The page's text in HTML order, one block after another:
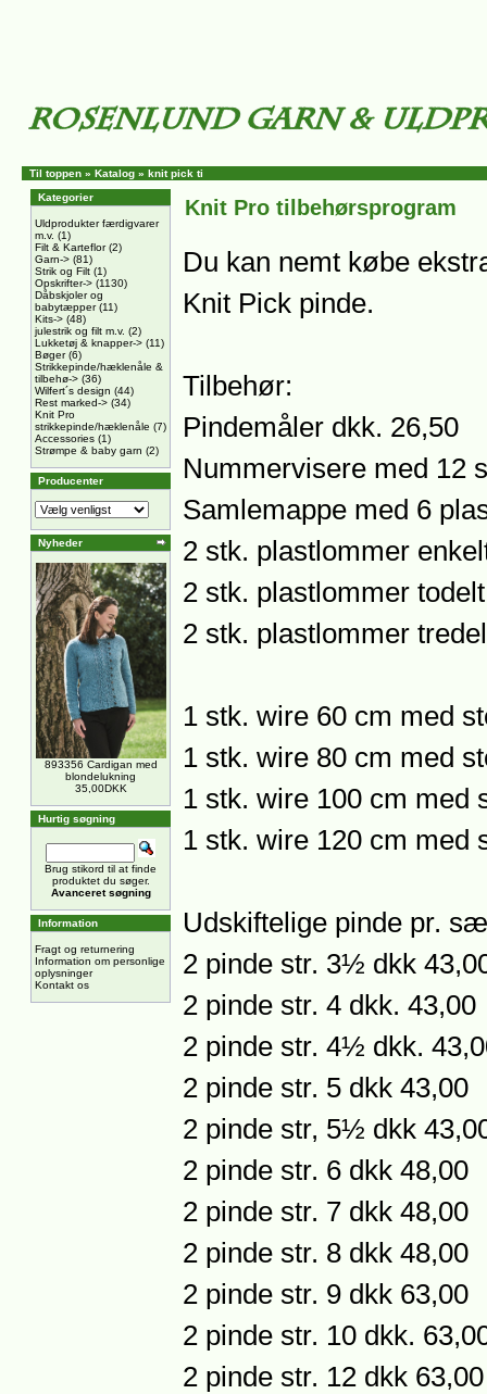
Til toppen » Katalog » knit pick ti
Kategorier
Uldprodukter færdigvarer
m.v. (1)
Filt & Karteflor(2)
Garn-> (81)
Strik og Filt (1)
Opskrifter-> (1130)
Dåbskjoler og
babytæpper(11)
Kits-> (48)
julestrik og filt m.v. (2)
Lukketøj & knapper-> (11)
Bøger(6)
Strikkepinde/hæklenåle &
tilbehø-> (36)
Wilfert´s design (44)
Rest marked-> (34)
Knit Pro
strikkepinde/hæklenåle (7)
Accessories (1)
Strømpe & baby garn (2)
Producenter
Nyheder
893356 Cardigan med
blondelukning
35,00DKK
Hurtig søgning
Brug stikord til at finde
produktet du søger.
Avanceret søgning
Information
Fragt og returnering
Information om personlige
oplysninger
Kontakt os
Knit Pro tilbehørsprogram
Du kan nemt købe
Knit Pick pinde.
Tilbehør:
Pindemåler dkk. 26,50
Nummervisere med 12
Samlemappe med 6
2 stk. plastlommer
2 stk. plastlommer
2 stk. plastlommer
1 stk. wire 60 cm med
1 stk. wire 80 cm med
1 stk. wire 100 cm med
1 stk. wire 120 cm med
Udskiftelige pinde pr.
2 pinde str. 3½ dkk
2 pinde str. 4 dkk. 43,00
2 pinde str. 4½ dkk.
2 pinde str. 5 dkk 43,00
2 pinde str, 5½ dkk
2 pinde str. 6 dkk 48,00
2 pinde str. 7 dkk 48,00
2 pinde str. 8 dkk 48,00
2 pinde str. 9 dkk 63,00
2 pinde str. 10 dkk.
2 pinde str. 12 dkk 63,00